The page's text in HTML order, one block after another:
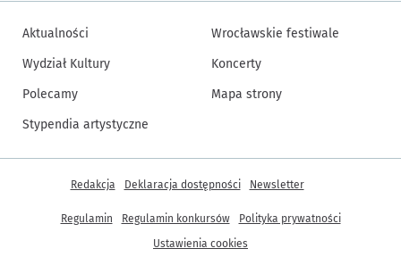
Aktualności
Wydział Kultury
Polecamy
Stypendia artystyczne
Wrocławskie festiwale
Koncerty
Mapa strony
Inne informacje
Redakcja Deklaracja dostępności Newsletter
Regulamin Regulamin konkursów
Polityka prywatności
Ustawienia cookies